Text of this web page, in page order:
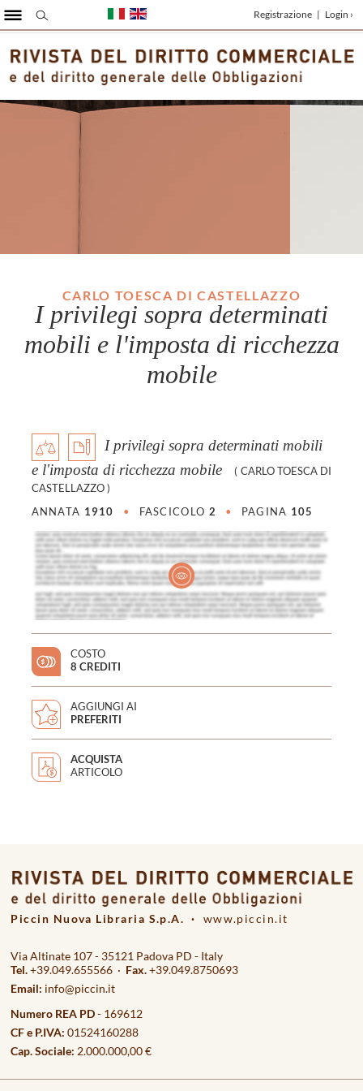
CARLO TOESCA DI CASTELLAZZO
I privilegi sopra determinati
mobili e l'imposta di ricchezza
mobile
I privilegi sopra determinati mobili
e l'imposta di ricchezza mobile
( CARLO TOESCA DI
CASTELLAZZO )
ANNATA 1910 • FASCICOLO 2 • PAGINA 105
COSTO
8 CREDITI
AGGIUNGI AI
PREFERITI
ACQUISTA
ARTICOLO
Registrazione | Login ›
Piccin Nuova Libraria S.p.A. · www.piccin.it
Via Altinate 107 - 35121 Padova PD - Italy
Tel.+39.049.655566 · Fax.+39.049.8750693
Email: info@piccin.it
Numero REA PD- 169612
CF e P.IVA: 01524160288
Cap. Sociale: 2.000.000,00 €